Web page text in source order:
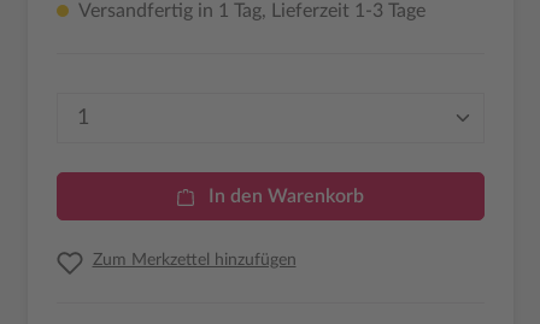
Versandfertig in 1 Tag, Lieferzeit 1-3 Tage
Produkt Anzahl: Gib den gewünschten
In den Warenkorb
Zum Merkzettel hinzufügen